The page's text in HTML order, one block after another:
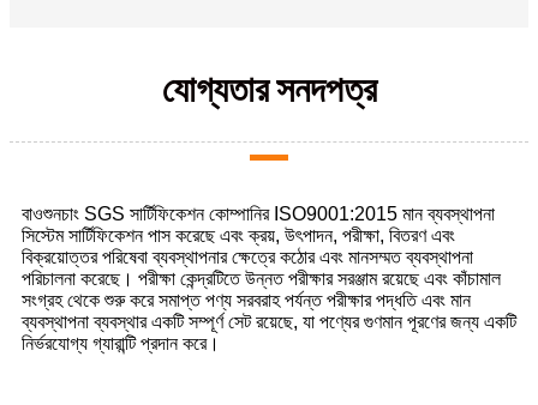
যোগ্যতার সনদপত্র
বাওশুনচাং SGS সার্টিফিকেশন কোম্পানির ISO9001:2015 মান ব্যবস্থাপনা
সিস্টেম সার্টিফিকেশন পাস করেছে এবং ক্রয়, উৎপাদন, পরীক্ষা, বিতরণ এবং
বিক্রয়োত্তর পরিষেবা ব্যবস্থাপনার ক্ষেত্রে কঠোর এবং মানসম্মত ব্যবস্থাপনা
পরিচালনা করেছে। পরীক্ষা কেন্দ্রটিতে উন্নত পরীক্ষার সরঞ্জাম রয়েছে এবং কাঁচামাল
সংগ্রহ থেকে শুরু করে সমাপ্ত পণ্য সরবরাহ পর্যন্ত পরীক্ষার পদ্ধতি এবং মান
ব্যবস্থাপনা ব্যবস্থার একটি সম্পূর্ণ সেট রয়েছে, যা পণ্যের গুণমান পূরণের জন্য একটি
নির্ভরযোগ্য গ্যারান্টি প্রদান করে।